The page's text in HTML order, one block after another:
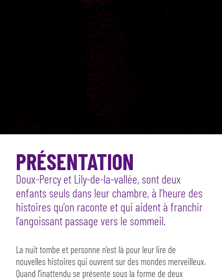
PRÉSENTATION
Doux-Percy et Lily-de-la-vallée, sont deux
enfants seuls dans leur chambre, à l’heure des
histoires qu’on raconte et qui aident à franchir
l’angoissant passage vers le sommeil.
La nuit tombe et personne n’est là pour leur lire de
nouvelles histoires qui ouvrent sur des mondes merveilleux.
Quand l’inattendu se présente sous la forme de deux